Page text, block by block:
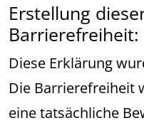
Erstellung
Barrierefreiheit:
Diese Erklärung
Die Barrierefreiheit
eine tatsächliche